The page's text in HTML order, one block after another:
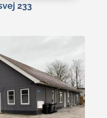
233